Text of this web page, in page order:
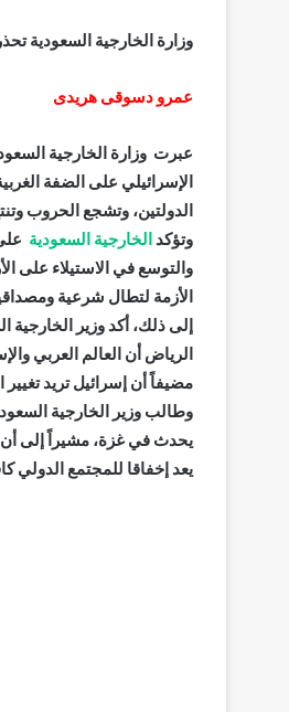
وزارة الخارجية السعودية
عمرو دسوقى هريدى
الدولتين، وتشجع الحروب
وتؤكد الخارجية السعودية
الأزمة لتطال شرعية
الرياض أن العالم العربي
مضيفاً أن إسرائيل تريد
يعد إخفاقا للمجتمع الدولي